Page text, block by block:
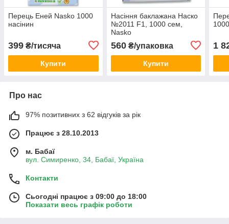
Перець Еней Nasko 1000
насінин
399 ₴/тисяча
Купити
Насіння баклажана Наско
№2011 F1, 1000 сем,
Nasko
560₴/упаковка
Купити
1
Про нас
97% позитивних з 62 відгуків за рік
Працює з 28.10.2013
м. Бабаї
вул. Симиренко, 34, Бабаї, Україна
Контакти
Сьогодні працює з 09:00 до 18:00
Показати весь графік роботи